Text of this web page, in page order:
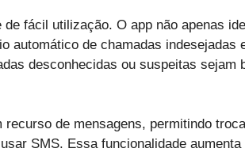
fácil utilização. O app não apenas
automático de chamadas
desconhecidas ou suspeitas sejam
de mensagens, permitindo
SMS. Essa funcionalidade